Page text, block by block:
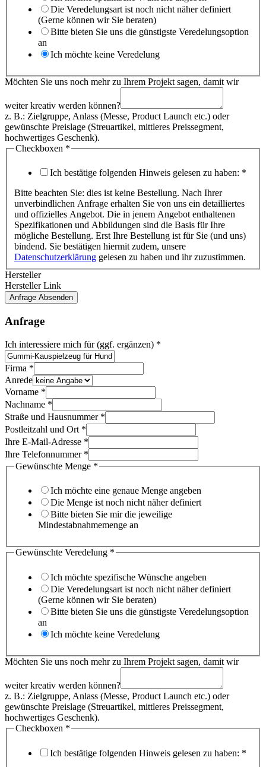
Die Veredelungsart ist noch nicht näher definiert
(Gerne können wir Sie beraten)
Bitte bieten Sie uns die günstigste Veredelungsoption
an
Ich möchte keine Veredelung
Name
noch
Möchten Sie uns noch mehr zu Ihrem Projekt sagen, damit wir
weiter kreativ werden können?
z. B.: Zielgruppe, Anlass (Messe, Product Launch etc.) oder
gewünschte Preislage (Streuartikel, mittleres Preissegment,
hochwertiges Geschenk).
Checkboxen *
Ich bestätige folgenden Hinweis gelesen zu haben: *
Bitte beachten Sie: dies ist keine Bestellung. Nach Ihrer
unverbindlichen Anfrage erhalten Sie von uns ein detailliertes
und offizielles Angebot. Die in jenem Angebot enthaltenen
Spezifikationen und Abbildungen sind die Basis für Ihre
mögliche Bestellung. Erst Ihre Bestellung ist für Sie (und uns)
bindend. Sie bestätigen hiermit zudem, unsere
Datenschutzerklärung gelesen zu haben und ihr zuzustimmen.
Hersteller
Hersteller Link
Anfrage Absenden
Anfrage
Ich interessiere mich für (ggf. ergänzen) *
Firma
sagen,
ergänzen)
Firma *
Anrede
Vorname *
Nachname *
Straße und Hausnummer *
Postleitzahl und Ort *
Ihre E-Mail-Adresse *
Ihre Telefonnummer *
Gewünschte Menge *
Ich möchte eine genaue Menge angeben
Die Menge ist noch nicht näher definiert
Bitte bieten Sie mir die jeweilige
Mindestabnahmemenge an
Gewünschte Veredelung *
Ich möchte spezifische Wünsche angeben
Die Veredelungsart ist noch nicht näher definiert
(Gerne können wir Sie beraten)
Bitte bieten Sie uns die günstigste Veredelungsoption
an
Ich möchte keine Veredelung
Möchten Sie uns noch mehr zu Ihrem Projekt sagen, damit wir
weiter kreativ werden können?
z. B.: Zielgruppe, Anlass (Messe, Product Launch etc.) oder
gewünschte Preislage (Streuartikel, mittleres Preissegment,
hochwertiges Geschenk).
Checkboxen *
Ich bestätige folgenden Hinweis gelesen zu haben: *